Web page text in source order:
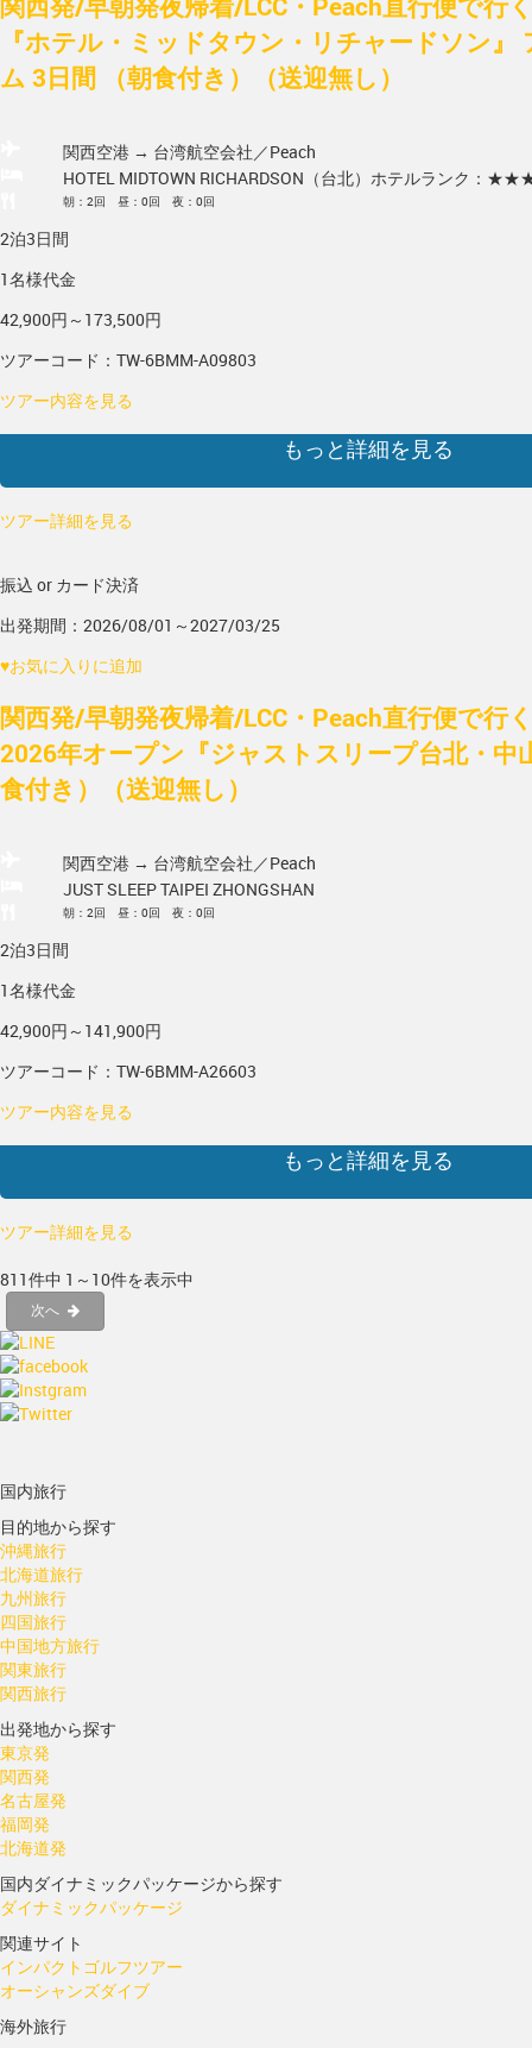
『ホテル・ミッドタウン・リチャードソン』
ム 3日間 （朝食付き）（送迎無し）
関西空港 → 台湾航空会社／Peach
HOTEL MIDTOWN RICHARDSON（台北） ホテルランク：
朝：2回 昼：0回 夜：0回
2泊3日間
1名様代金
42,900円～173,500円
ツアーコード：TW-6BMM-A09803
ツアー内容を見る
もっと詳細を見る
ツアー詳細を見る
振込 or カード決済
出発期間：2026/08/01～2027/03/25
♥お気に入りに追加
関西発/早朝発夜帰着/LCC・Peach直行便で行
2026年オープン『ジャストスリープ台北・中
食付き）（送迎無し）
関西空港 → 台湾航空会社／Peach
JUST SLEEP TAIPEI ZHONGSHAN
朝：2回 昼：0回 夜：0回
2泊3日間
1名様代金
42,900円～141,900円
ツアーコード：TW-6BMM-A26603
ツアー内容を見る
もっと詳細を見る
ツアー詳細を見る
811件中 1～10件を表示中
次へ
国内旅行
目的地から探す
沖縄旅行
北海道旅行
九州旅行
四国旅行
中国地方旅行
関東旅行
関西旅行
出発地から探す
東京発
関西発
名古屋発
福岡発
北海道発
国内ダイナミックパッケージから探す
ダイナミックパッケージ
関連サイト
インパクトゴルフツアー
オーシャンズダイブ
海外旅行